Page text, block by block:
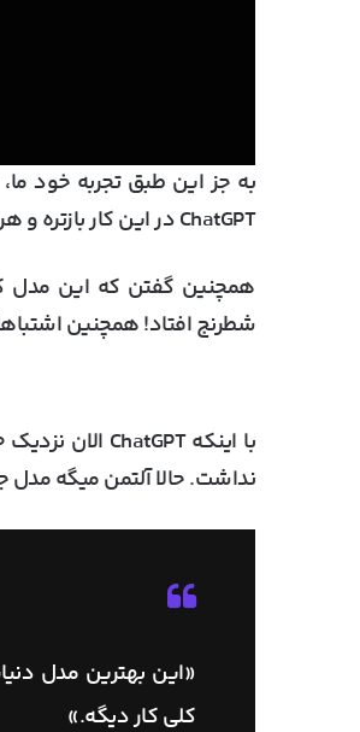
ChatGPT در این کار بازتره و هر متنی با هر موضوعی که بخواد بنویسه، جذابیت بالاتری خواهد داشت.
همچنین گفتن که این مدل
شطرنج افتاد! همچنین
با اینکه ChatGPT الان نزدیک
نداشت. حالا آلتمن میگه مدل
«این بهترین مدل
کلی کار دیگه.»